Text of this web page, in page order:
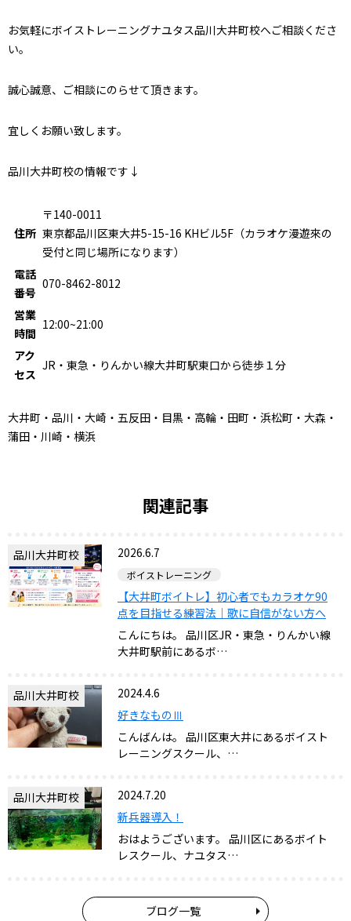
お気軽にボイストレーニングナユタス品川大井町校へご相談くださ
い。
誠心誠意、ご相談にのらせて頂きます。
宜しくお願い致します。
品川大井町校の情報です↓
住所
〒140-0011
東京都品川区東大井5-15-16 KHビル5F（カラオケ漫遊來の
受付と同じ場所になります）
電話
番号
070-8462-8012
営業
時間
12:00~21:00
アク
セス
JR・東急・りんかい線大井町駅東口から徒歩１分
大井町・品川・大崎・五反田・目黒・高輪・田町・浜松町・大森・
蒲田・川崎・横浜
関連記事
品川大井町校 2026.6.7
ボイストレーニング
【大井町ボイトレ】初心者でもカラオケ90
点を目指せる練習法｜歌に自信がない方へ
こんにちは。 品川区JR・東急・りんかい線
大井町駅前にあるボ…
品川大井町校
2024.4.6
好きなものⅢ
こんばんは。 品川区東大井にあるボイスト
レーニングスクール、…
品川大井町校
2024.7.20
新兵器導入！
おはようございます。 品川区にあるボイト
レスクール、ナユタス…
ブログ一覧